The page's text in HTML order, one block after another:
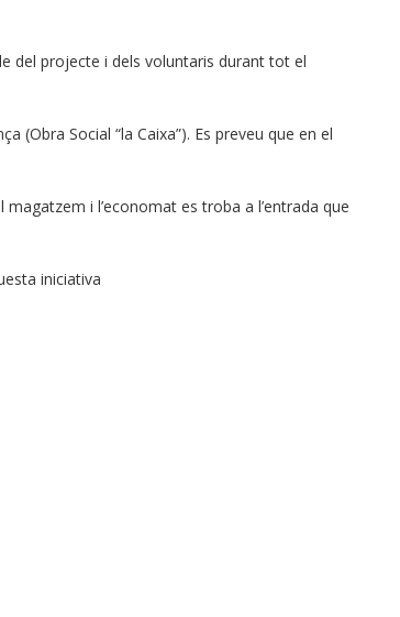
del projecte i dels voluntaris durant tot el
(Obra Social “la Caixa”). Es preveu que en el
i l’economat es troba a l’entrada que
iniciativa